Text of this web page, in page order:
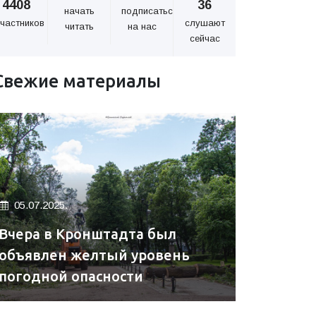
4408
начать
читать
подписаться
на нас
36
слушают
сейчас
материалы
05.07.2025.
в Кронштадта был
желтый уровень
опасности